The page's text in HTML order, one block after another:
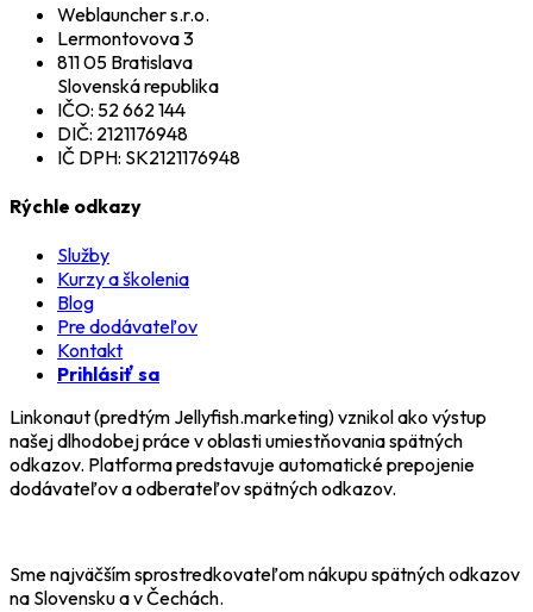
Weblauncher s.r.o.
Lermontovova 3
811 05 Bratislava
Slovenská republika
IČO: 52 662 144
DIČ: 2121176948
IČ DPH: SK2121176948
Rýchle odkazy
Služby
Kurzy a školenia
Blog
Pre dodávateľov
Kontakt
Prihlásiť sa
Linkonaut (predtým Jellyfish.marketing) vznikol ako výstup
našej dlhodobej práce v oblasti umiestňovania spätných
odkazov. Platforma predstavuje automatické prepojenie
dodávateľov a odberateľov spätných odkazov.
Sme najväčším sprostredkovateľom nákupu spätných odkazov
na Slovensku a v Čechách.